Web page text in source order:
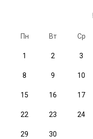
Пн Вт Ср
1 2 3
8 9 10
15 16 17
22 23 24
29
30